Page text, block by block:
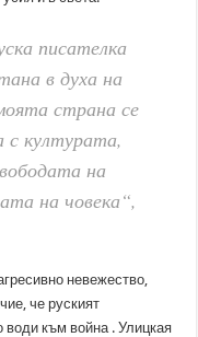
писателка
в духа на
страна се
с културата,
на
на човека“,
невежество,
че руският
води към война . Улицкая